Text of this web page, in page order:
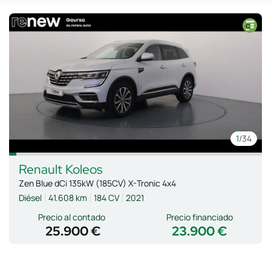
1/34
Renault Koleos
Zen Blue dCi 135kW (185CV) X-Tronic 4x4
Diésel 41.608 km 184 CV 2021
Precio al contado
25.900 € 23.900 €
Precio financiado